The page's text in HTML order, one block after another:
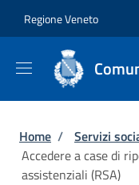
Regione Veneto
Briciole di
Home / Servizi
Accedere a case di
assistenziali (RSA)